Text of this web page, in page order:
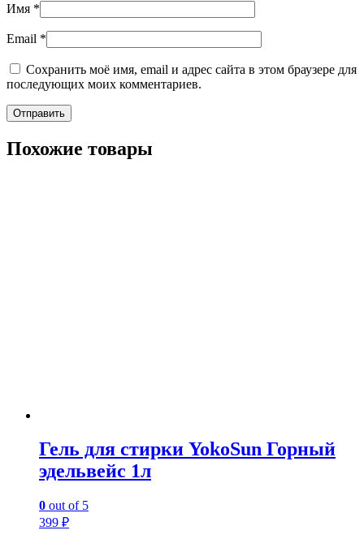
Имя *
Email *
Сохранить моё имя, email и адрес сайта в этом браузере для
последующих моих комментариев.
Похожие товары
Гель для стирки YokoSun Горный
эдельвейс 1л
0 out of 5
399 ₽